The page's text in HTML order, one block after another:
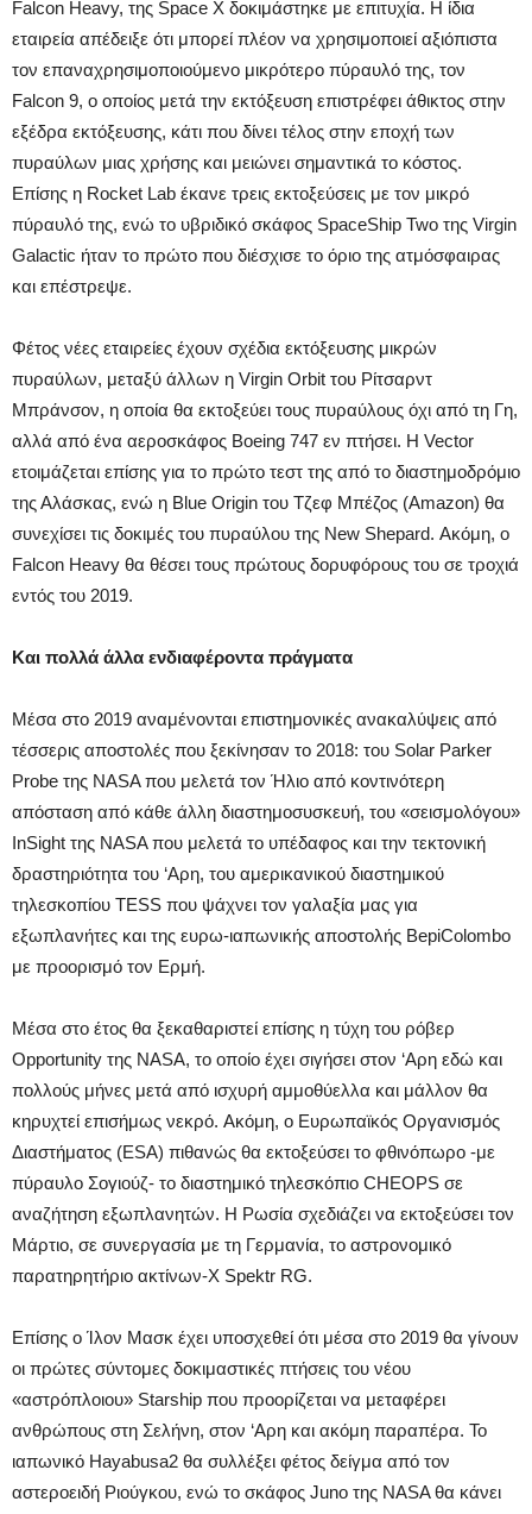
Falcon Heavy, της Space X δοκιμάστηκε με επιτυχία. Η ίδια
εταιρεία απέδειξε ότι μπορεί πλέον να χρησιμοποιεί αξιόπιστα
τον επαναχρησιμοποιούμενο μικρότερο πύραυλό της, τον
Falcon 9, ο οποίος μετά την εκτόξευση επιστρέφει άθικτος στην
εξέδρα εκτόξευσης, κάτι που δίνει τέλος στην εποχή των
πυραύλων μιας χρήσης και μειώνει σημαντικά το κόστος.
Επίσης η Rocket Lab έκανε τρεις εκτοξεύσεις με τον μικρό
πύραυλό της, ενώ το υβριδικό σκάφος SpaceShip Two της Virgin
Galactic ήταν το πρώτο που διέσχισε το όριο της ατμόσφαιρας
και επέστρεψε.
Φέτος νέες εταιρείες έχουν σχέδια εκτόξευσης μικρών
πυραύλων, μεταξύ άλλων η Virgin Orbit του Ρίτσαρντ
Μπράνσον, η οποία θα εκτοξεύει τους πυραύλους όχι από τη Γη,
αλλά από ένα αεροσκάφος Boeing 747 εν πτήσει. Η Vector
ετοιμάζεται επίσης για το πρώτο τεστ της από το διαστημοδρόμιο
της Αλάσκας, ενώ η Blue Origin του Τζεφ Μπέζος (Amazon) θα
συνεχίσει τις δοκιμές του πυραύλου της New Shepard. Ακόμη, ο
Falcon Heavy θα θέσει τους πρώτους δορυφόρους του σε τροχιά
εντός του 2019.
Και πολλά άλλα ενδιαφέροντα πράγματα
Μέσα στο 2019 αναμένονται επιστημονικές ανακαλύψεις από
τέσσερις αποστολές που ξεκίνησαν το 2018: του Solar Parker
Probe της NASA που μελετά τον Ήλιο από κοντινότερη
απόσταση από κάθε άλλη διαστημοσυσκευή, του «σεισμολόγου»
InSight της NASA που μελετά το υπέδαφος και την τεκτονική
δραστηριότητα του ‘Αρη, του αμερικανικού διαστημικού
τηλεσκοπίου TESS που ψάχνει τον γαλαξία μας για
εξωπλανήτες και της ευρω-ιαπωνικής αποστολής BepiColombo
με προορισμό τον Ερμή.
Μέσα στο έτος θα ξεκαθαριστεί επίσης η τύχη του ρόβερ
Opportunity της NASA, το οποίο έχει σιγήσει στον ‘Αρη εδώ και
πολλούς μήνες μετά από ισχυρή αμμοθύελλα και μάλλον θα
κηρυχτεί επισήμως νεκρό. Ακόμη, ο Ευρωπαϊκός Οργανισμός
Διαστήματος (ESA) πιθανώς θα εκτοξεύσει το φθινόπωρο -με
πύραυλο Σογιούζ- το διαστημικό τηλεσκόπιο CHEOPS σε
αναζήτηση εξωπλανητών. Η Ρωσία σχεδιάζει να εκτοξεύσει τον
Μάρτιο, σε συνεργασία με τη Γερμανία, το αστρονομικό
παρατηρητήριο ακτίνων-Χ Spektr RG.
Επίσης ο Ίλον Μασκ έχει υποσχεθεί ότι μέσα στο 2019 θα γίνουν
οι πρώτες σύντομες δοκιμαστικές πτήσεις του νέου
«αστρόπλοιου» Starship που προορίζεται να μεταφέρει
ανθρώπους στη Σελήνη, στον ‘Αρη και ακόμη παραπέρα. Το
ιαπωνικό Hayabusa2 θα συλλέξει φέτος δείγμα από τον
αστεροειδή Ριούγκου, ενώ το σκάφος Juno της NASA θα κάνει